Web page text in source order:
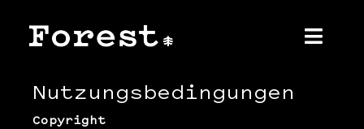
Inhalt
springen
Home
Nutzungsbedingungen
Copyright